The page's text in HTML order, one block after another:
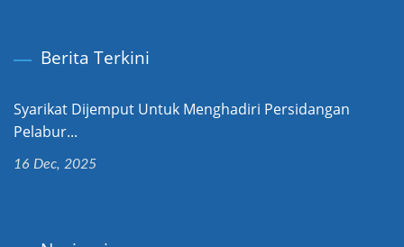
Berita Terkini
Syarikat Dijemput Untuk Menghadiri Persidangan
Pelabur...
16 Dec, 2025